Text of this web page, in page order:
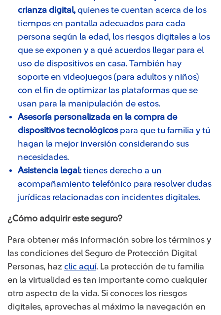
crianza digital, quienes te cuentan acerca de los
tiempos en pantalla adecuados para cada
persona según la edad, los riesgos digitales a los
que se exponen y a qué acuerdos llegar para el
uso de dispositivos en casa. También hay
soporte en videojuegos (para adultos y niños)
con el fin de optimizar las plataformas que se
usan para la manipulación de estos.
Asesoría personalizada en la compra de
dispositivos tecnológicospara que tu familia y tú
hagan la mejor inversión considerando sus
necesidades.
Asistencia legal: tienes derecho a un
acompañamiento telefónico para resolver dudas
jurídicas relacionadas con incidentes digitales.
¿Cómo adquirir este seguro?
Para obtener más información sobre los términos y
las condiciones del Seguro de Protección Digital
Personas, haz clic aquí. La protección de tu familia
en la virtualidad es tan importante como cualquier
otro aspecto de la vida. Si conoces los riesgos
digitales, aprovechas al máximo la navegación en